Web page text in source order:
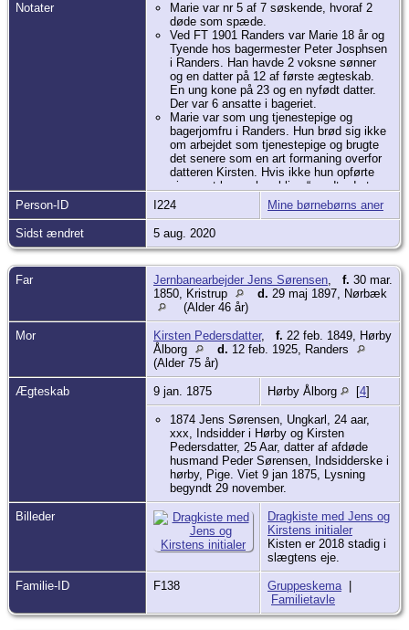
Notater
Marie var nr 5 af 7 søskende, hvoraf 2
døde som spæde.
Ved FT 1901 Randers var Marie 18 år og
Tyende hos bagermester Peter Josphsen
i Randers. Han havde 2 voksne sønner
og en datter på 12 af første ægteskab.
En ung kone på 23 og en nyfødt datter.
Der var 6 ansatte i bageriet.
Marie var som ung tjenestepige og
bagerjomfru i Randers. Hun brød sig ikke
om arbejdet som tjenestepige og brugte
det senere som en art formaning overfor
datteren Kirsten. Hvis ikke hun opførte
sig pænt kunne hun blive “sendt ud at
tjene bønder” Hun blev gift i Randers med
Hans. De flyttede som mange på det
tidspunkt til København hvor de
etablerede sig i en lille lejlighed og fik 6
børn. Først 3 drenge så 3 piger. Marie fik
senere leddegigt .
Barnebarnet Birthe fortæller om Marie
hendes mormor:
Nogle af mine tidligste erindringer (ca
1954) foregår i min mormors stue i
Dybbølsgade. Mormor sad på en stol med
armlæn midt for den ene væg. Hun havde
en skammel under fødderne og over
hendes hoved hang et foto af hendes 3
drenge. Moster Beth (datteren) boede
sammen med mormor, og hun lavede
mad, når hun kom hjem fra
telefoncentralen. Eigil (sønnen) kom også
og spiste når han kom fra arbejde.
Min mor sørgede for at mormor fik
frokost.
Jeg husker engang hvor jeg skulle gå ned
til mormor med 2 stykker mad på en
tallerken. Jeg husker det fordi jeg tabte
den ene mad med russisk salat. (Vi
boede højere oppe i opgangen)
På mormors kakkelovn var der en lille
blank låge. Når man åbnede den var der
nogle ringe som kunne tages op, så man
kunne have en kedel eller en gryde
stående. I det rum blev der stegt æbler.
Person-ID I224 Mine børnebørns aner
Sidst ændret 5 aug. 2020
Far Jernbanearbejder Jens Sørensen, f. 30 mar.
1850, Kristrup
d. 29 maj 1897, Nørbæk
(Alder 46 år)
Mor Kirsten Pedersdatter, f. 22 feb. 1849, Hørby
Ålborg
d. 12 feb. 1925, Randers
(Alder 75 år)
Ægteskab 9 jan. 1875 Hørby Ålborg [4]
1874 Jens Sørensen, Ungkarl, 24 aar,
xxx, Indsidder i Hørby og Kirsten
Pedersdatter, 25 Aar, datter af afdøde
husmand Peder Sørensen, Indsidderske i
hørby, Pige. Viet 9 jan 1875, Lysning
begyndt 29 november.
Billeder
Dragkiste med Jens og
Kirstens initialer
Kisten er 2018 stadig i
slægtens eje.
Familie-ID F138 Gruppeskema|
Familietavle